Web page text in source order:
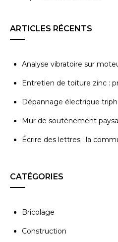
ARTICLES RÉCENTS
Analyse vibratoire sur
Entretien de toiture zinc :
Dépannage électrique
Mur de soutènement
Écrire des lettres : la
CATÉGORIES
Bricolage
Construction